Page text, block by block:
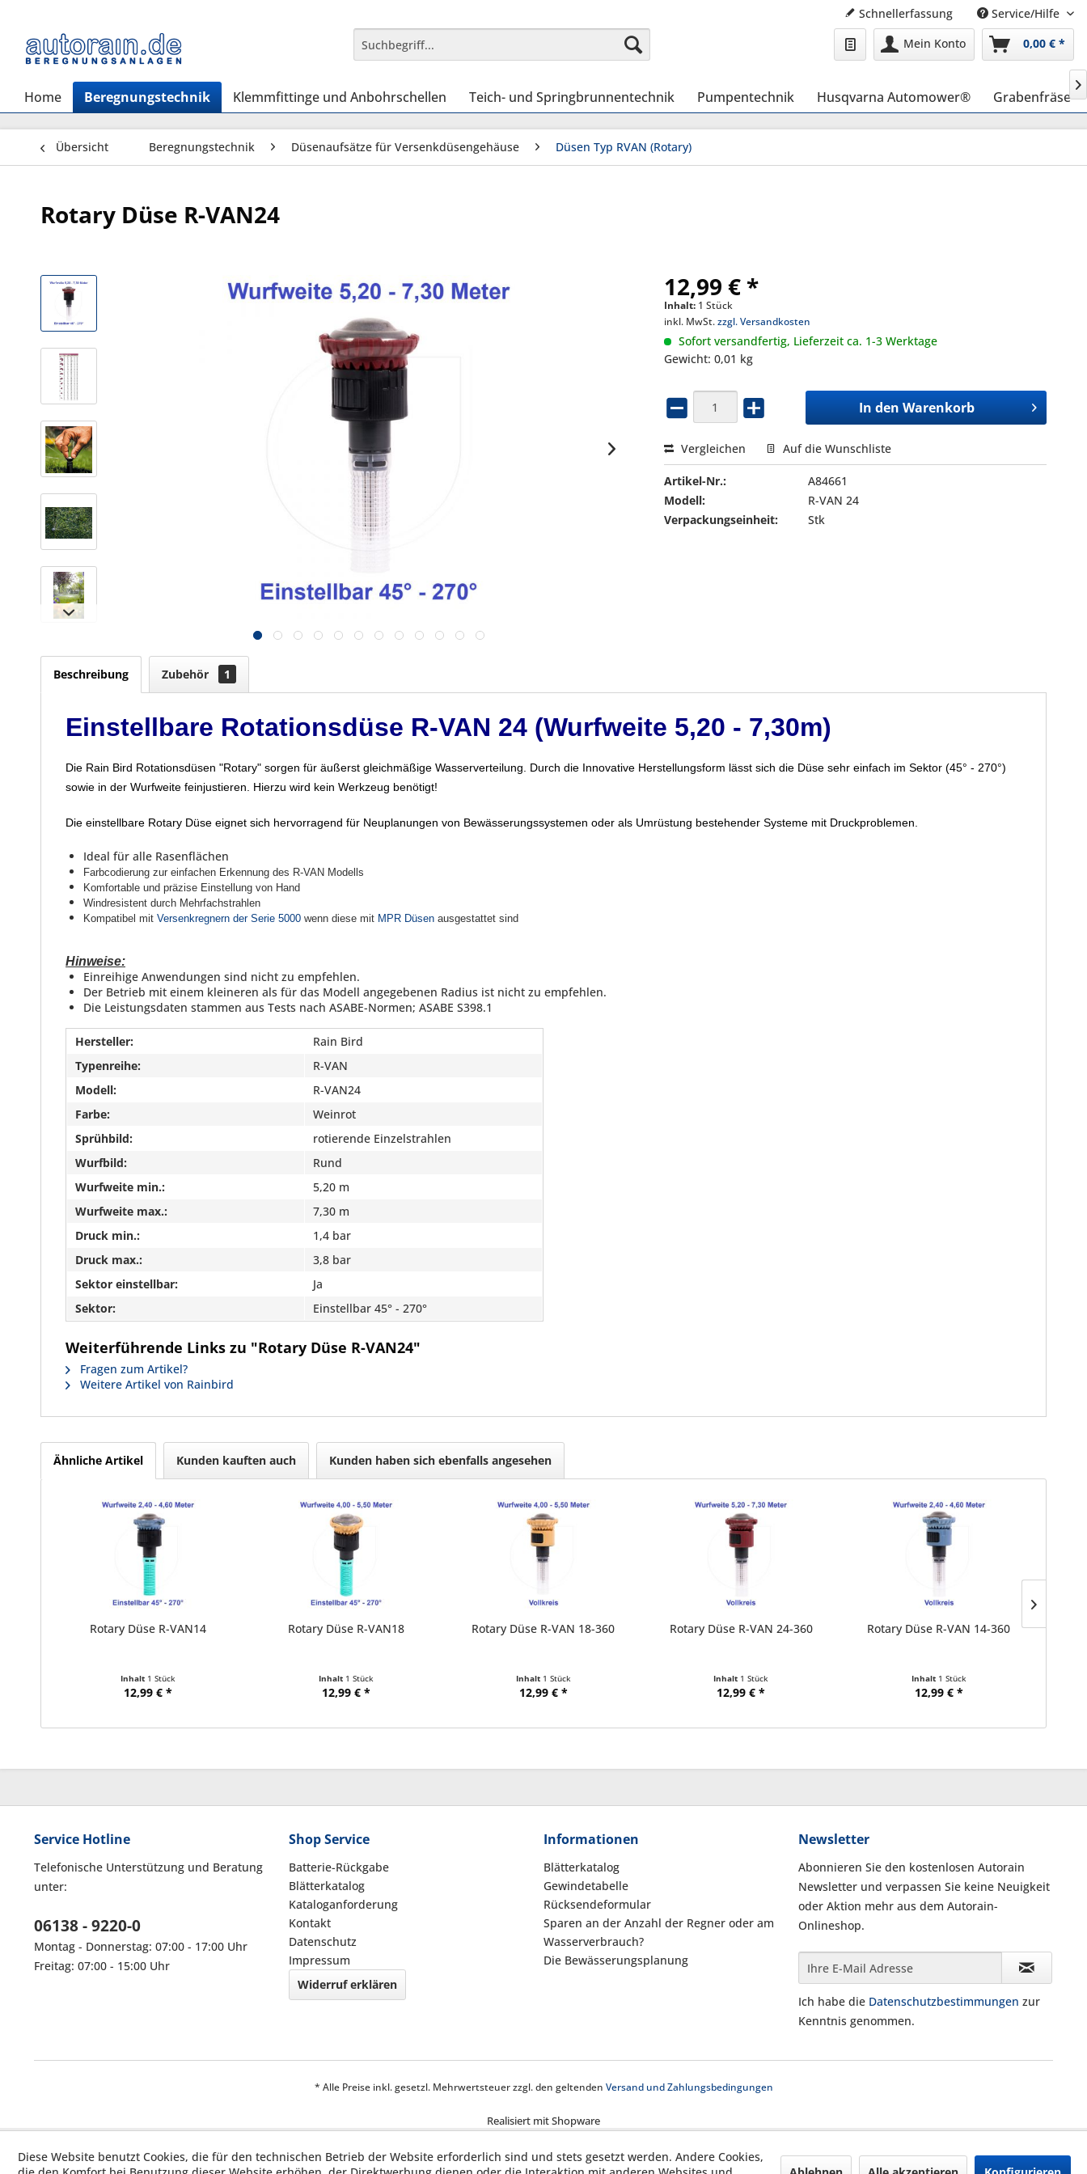
Schnellerfassung
Service/Hilfe
Mein Konto
0,00 € *
Home Beregnungstechnik Klemmfittinge und Anbohrschellen Teich- und Springbrunnentechnik Pumpentechnik Husqvarna Automower® Grabenfräse

Übersicht Beregnungstechnik Düsenaufsätze für Versenkdüsengehäuse Düsen Typ RVAN (Rotary)
Rotary Düse R-VAN24
12,99 € *
Inhalt: 1 Stück
inkl. MwSt.zzgl. Versandkosten
Sofort versandfertig, Lieferzeit ca. 1-3 Werktage
Gewicht: 0,01 kg
In den Warenkorb
Vergleichen Auf die Wunschliste
Artikel-Nr.:
A84661
Modell:
R-VAN 24
Verpackungseinheit:
Stk
Beschreibung Zubehör 1
Einstellbare Rotationsdüse R-VAN 24 (Wurfweite 5,20 - 7,30m)
Die Rain Bird Rotationsdüsen "Rotary" sorgen für äußerst gleichmäßige Wasserverteilung. Durch die Innovative Herstellungsform lässt sich die Düse sehr einfach im Sektor (45° - 270°)
sowie in der Wurfweite feinjustieren. Hierzu wird kein Werkzeug benötigt!
Die einstellbare Rotary Düse eignet sich hervorragend für Neuplanungen von Bewässerungssystemen oder als Umrüstung bestehender Systeme mit Druckproblemen.
Ideal für alle Rasenflächen
Farbcodierung zur einfachen Erkennung des R-VAN Modells
Komfortable und präzise Einstellung von Hand
Windresistent durch Mehrfachstrahlen
Kompatibel mit Versenkregnern der Serie 5000 wenn diese mit MPR Düsen ausgestattet sind
Hinweise:
Einreihige Anwendungen sind nicht zu empfehlen.
Der Betrieb mit einem kleineren als für das Modell angegebenen Radius ist nicht zu empfehlen.
Die Leistungsdaten stammen aus Tests nach ASABE-Normen; ASABE S398.1
Hersteller:
Rain Bird
Typenreihe:
R-VAN
Modell:
R-VAN24
Farbe:
Weinrot
Sprühbild:
rotierende Einzelstrahlen
Wurfbild:
Rund
Wurfweite min.:
5,20 m
Wurfweite max.:
7,30 m
Druck min.:
1,4 bar
Druck max.:
3,8 bar
Sektor einstellbar:
Ja
Sektor:
Einstellbar 45° - 270°
Weiterführende Links zu "Rotary Düse R-VAN24"
Fragen zum Artikel?
Weitere Artikel von Rainbird
Ähnliche Artikel Kunden kauften auch Kunden haben sich ebenfalls angesehen
Rotary Düse R-VAN14
Inhalt 1 Stück
12,99 € *
Rotary Düse R-VAN18
Inhalt 1 Stück
12,99 € *
Rotary Düse R-VAN 18-360
Inhalt 1 Stück
12,99 € *
Rotary Düse R-VAN 24-360
Inhalt 1 Stück
12,99 € *
Rotary Düse R-VAN 14-360
Inhalt 1 Stück
12,99 € *
Service Hotline
Telefonische Unterstützung und Beratung
unter:
06138 - 9220-0
Montag - Donnerstag: 07:00 - 17:00 Uhr
Freitag: 07:00 - 15:00 Uhr
Shop Service
Batterie-Rückgabe
Blätterkatalog
Kataloganforderung
Kontakt
Datenschutz
Impressum
Widerruf erklären
Informationen
Blätterkatalog
Gewindetabelle
Rücksendeformular
Sparen an der Anzahl der Regner oder am
Wasserverbrauch?
Die Bewässerungsplanung
Newsletter
Abonnieren Sie den kostenlosen Autorain
Newsletter und verpassen Sie keine Neuigkeit
oder Aktion mehr aus dem Autorain-
Onlineshop.
Ich habe die Datenschutzbestimmungen zur
Kenntnis genommen.
* Alle Preise inkl. gesetzl. Mehrwertsteuer zzgl. den geltenden Versand und Zahlungsbedingungen
Realisiert mit Shopware
Diese Website benutzt Cookies, die für den technischen Betrieb der Website erforderlich sind und stets gesetzt werden. Andere Cookies,